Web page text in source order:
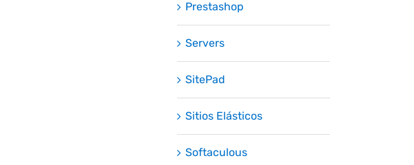
Prestashop
Servers
SitePad
Sitios Elásticos
Softaculous